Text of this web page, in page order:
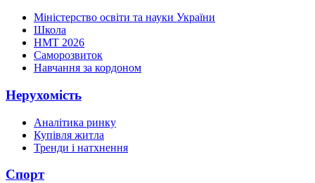
Міністерство освіти та науки України
Школа
НМТ 2026
Саморозвиток
Навчання за кордоном
Нерухомість
Аналітика ринку
Купівля житла
Тренди і натхнення
Спорт